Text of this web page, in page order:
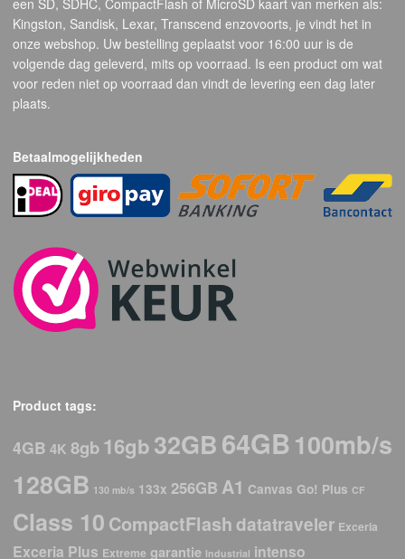
een SD, SDHC, CompactFlash of MicroSD kaart van merken als:
Kingston, Sandisk, Lexar, Transcend enzovoorts, je vindt het in
onze webshop. Uw bestelling geplaatst voor 16:00 uur is de
volgende dag geleverd, mits op voorraad. Is een product om wat
voor reden niet op voorraad dan vindt de levering een dag later
plaats.
Betaalmogelijkheden
Product tags:
4GB 4K 8gb16gb32GB64GB100mb/s
128GB 130 mb/s 133x 256GB A1 Canvas Go! Plus CF
Class 10 CompactFlash datatraveler Exceria
Exceria Plus Extreme garantie Industrial intenso